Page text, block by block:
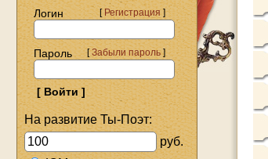
Логин
[Регистрация]
Пароль [Забыли пароль]
На развитие Ты-Поэт:
руб.